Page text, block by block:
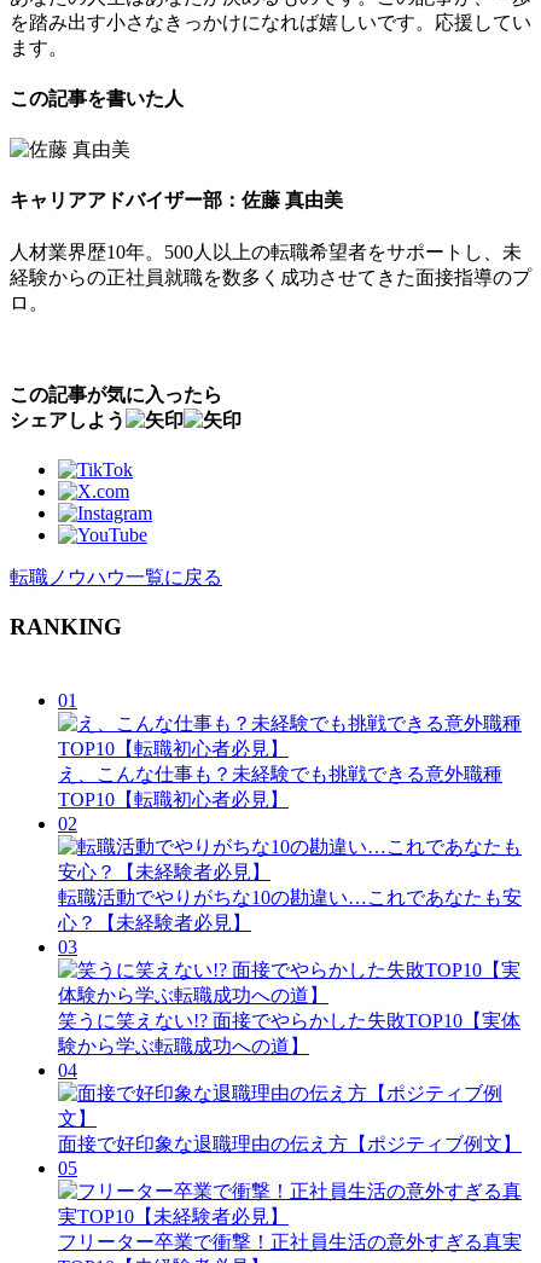
を踏み出す小さなきっかけになれば嬉しいです。応援してい
ます。
この記事を書いた人
キャリアアドバイザー部：佐藤 真由美
人材業界歴10年。500人以上の転職希望者をサポートし、未
経験からの正社員就職を数多く成功させてきた面接指導のプ
ロ。
この記事が気に入ったら
シェアしよう
転職ノウハウ一覧に戻る
RANKING
01
え、こんな仕事も？未経験でも挑戦できる意外職種
TOP10【転職初心者必見】
02
転職活動でやりがちな10の勘違い…これであなたも安
心？【未経験者必見】
03
笑うに笑えない!? 面接でやらかした失敗TOP10【実体
験から学ぶ転職成功への道】
04
面接で好印象な退職理由の伝え方【ポジティブ例文】
05
フリーター卒業で衝撃！正社員生活の意外すぎる真実